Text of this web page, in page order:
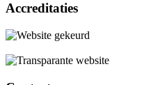
Accreditaties